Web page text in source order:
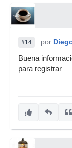
#14 por
Buena
para registrar